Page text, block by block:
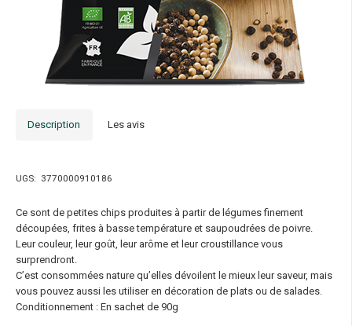
Description Les avis
UGS: 3770000910186
Ce sont de petites chips produites à partir de légumes finement
découpées, frites à basse température et saupoudrées de poivre.
Leur couleur, leur goût, leur arôme et leur croustillance vous
surprendront.
C’est consommées nature qu’elles dévoilent le mieux leur saveur, mais
vous pouvez aussi les utiliser en décoration de plats ou de salades.
Conditionnement : En sachet de 90g